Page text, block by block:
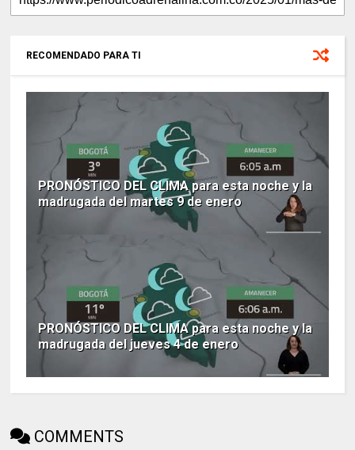
RECOMENDADO PARA TI
PRONÓSTICO DEL CLIMA para esta noche y la
madrugada del martes 9 de enero
PRONÓSTICO DEL CLIMA para esta noche y la
madrugada del jueves 4 de enero
COMMENTS